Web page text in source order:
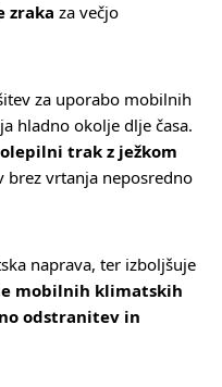
zraka za večjo
za uporabo mobilnih
hladno okolje dlje časa.
trak z ježkom
brez vrtanja neposredno
naprava, ter izboljšuje
mobilnih klimatskih
odstranitev in